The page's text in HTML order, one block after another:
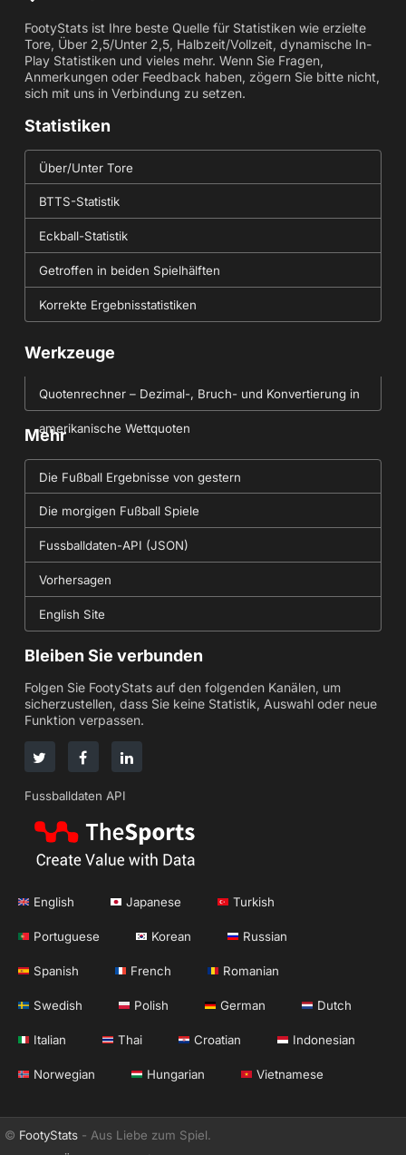
FootyStats ist Ihre beste Quelle für Statistiken wie erzielte
Tore, Über 2,5/Unter 2,5, Halbzeit/Vollzeit, dynamische In-
Play Statistiken und vieles mehr. Wenn Sie Fragen,
Anmerkungen oder Feedback haben, zögern Sie bitte nicht,
sich mit uns in Verbindung zu setzen.
Statistiken
Über/Unter Tore
BTTS-Statistik
Eckball-Statistik
Getroffen in beiden Spielhälften
Korrekte Ergebnisstatistiken
Werkzeuge
Quotenrechner – Dezimal-, Bruch- und Konvertierung in
amerikanische Wettquoten
Mehr
Die Fußball Ergebnisse von gestern
Die morgigen Fußball Spiele
Fussballdaten-API (JSON)
Vorhersagen
English Site
Bleiben Sie verbunden
Folgen Sie FootyStats auf den folgenden Kanälen, um
sicherzustellen, dass Sie keine Statistik, Auswahl oder neue
Funktion verpassen.
Fussballdaten API
English Japanese Turkish
Portuguese Korean Russian
Spanish French Romanian
Swedish Polish German Dutch
Italian Thai Croatian Indonesian
Norwegian Hungarian Vietnamese
© FootyStats - Aus Liebe zum Spiel.